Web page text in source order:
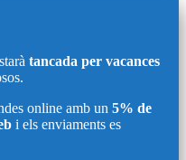
tancada per vacances
online amb un 5% de
i els enviaments es